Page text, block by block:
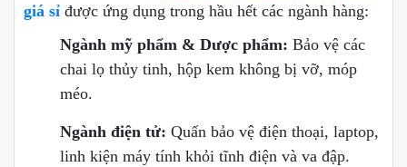
giá sỉ được ứng dụng trong hầu hết các ngành hàng:
Ngành mỹ phẩm & Dược phẩm: Bảo vệ các
chai lọ thủy tinh, hộp kem không bị vỡ, móp
méo.
Ngành điện tử: Quấn bảo vệ điện thoại, laptop,
linh kiện máy tính khỏi tĩnh điện và va đập.